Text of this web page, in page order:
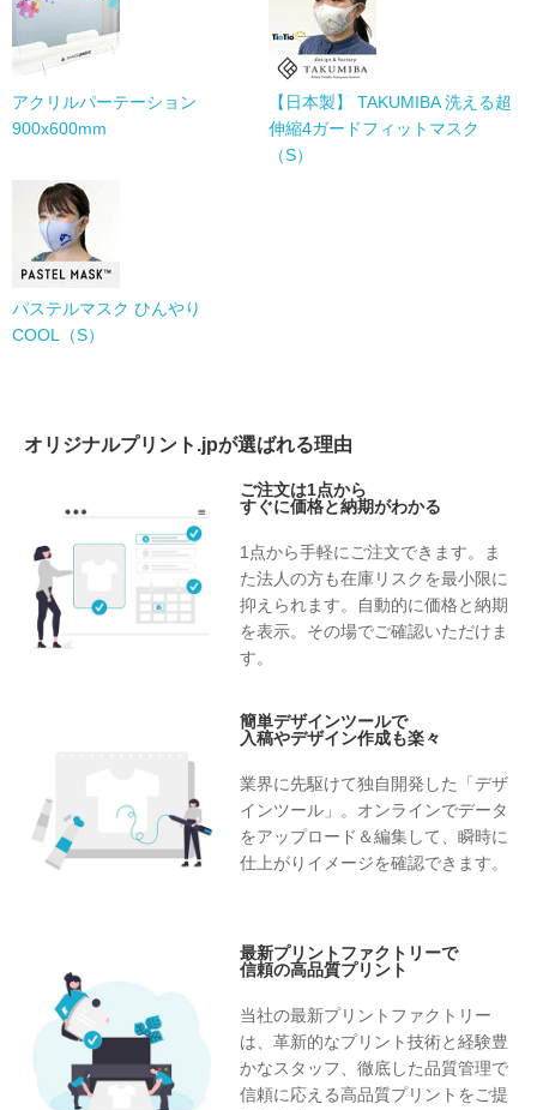
アクリルパーテーション
900x600mm
【日本製】 TAKUMIBA 洗える超
伸縮4ガードフィットマスク
（S）
パステルマスク ひんやり
COOL（S）
オリジナルプリント.jpが選ばれる理由
ご注文は1点から
すぐに価格と納期がわかる
1点から手軽にご注文できます。ま
た法人の方も在庫リスクを最小限に
抑えられます。自動的に価格と納期
を表示。その場でご確認いただけま
す。
簡単デザインツールで
入稿やデザイン作成も楽々
業界に先駆けて独自開発した「デザ
インツール」。オンラインでデータ
をアップロード＆編集して、瞬時に
仕上がりイメージを確認できます。
最新プリントファクトリーで
信頼の高品質プリント
当社の最新プリントファクトリー
は、革新的なプリント技術と経験豊
かなスタッフ、徹底した品質管理で
信頼に応える高品質プリントをご提